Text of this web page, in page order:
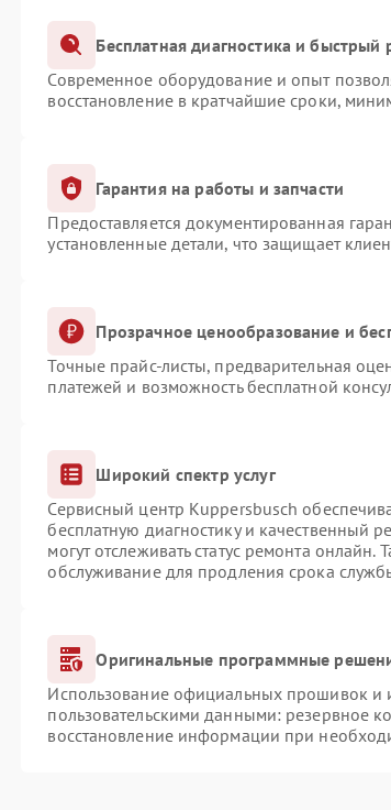
Бесплатная диагностика и быстрый
Современное оборудование и опыт
восстановление в кратчайшие сроки,
Гарантия на работы и запчасти
Предоставляется документированная
установленные детали, что защищает
Прозрачное ценообразование и
Точные прайс-листы, предварительная
платежей и возможность бесплатной
Широкий спектр услуг
Сервисный центр Kuppersbusch
бесплатную диагностику и качественный
могут отслеживать статус ремонта онлайн.
обслуживание для продления срока
Оригинальные программные
Использование официальных прошивок и
пользовательскими данными: резервное
восстановление информации при